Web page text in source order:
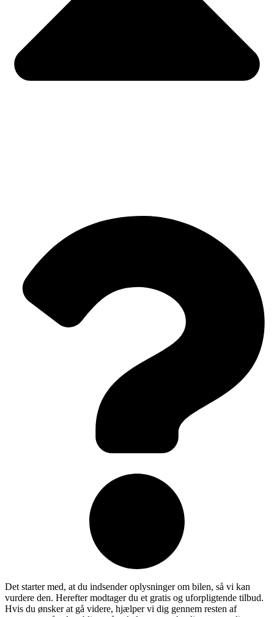
Det starter med, at du indsender oplysninger om bilen, så vi kan
vurdere den. Herefter modtager du et gratis og uforpligtende tilbud.
Hvis du ønsker at gå videre, hjælper vi dig gennem resten af